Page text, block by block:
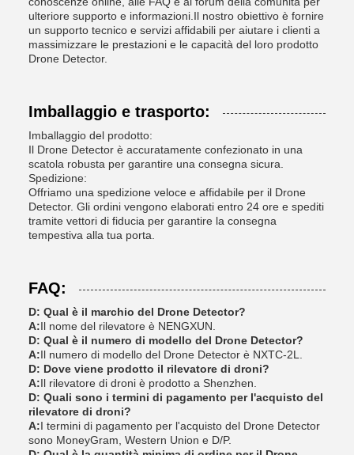
ulteriore supporto e informazioni.Il nostro obiettivo è fornire
un supporto tecnico e servizi affidabili per aiutare i clienti a
massimizzare le prestazioni e le capacità del loro prodotto
Drone Detector.
Imballaggio e trasporto:
Imballaggio del prodotto:
Il Drone Detector è accuratamente confezionato in una
scatola robusta per garantire una consegna sicura.
Spedizione:
Offriamo una spedizione veloce e affidabile per il Drone
Detector. Gli ordini vengono elaborati entro 24 ore e spediti
tramite vettori di fiducia per garantire la consegna
tempestiva alla tua porta.
FAQ:
D: Qual è il marchio del Drone Detector?
A:Il nome del rilevatore è NENGXUN.
D: Qual è il numero di modello del Drone Detector?
A:Il numero di modello del Drone Detector è NXTC-2L.
D: Dove viene prodotto il rilevatore di droni?
A:Il rilevatore di droni è prodotto a Shenzhen.
D: Quali sono i termini di pagamento per l'acquisto del
rilevatore di droni?
A:I termini di pagamento per l'acquisto del Drone Detector
sono MoneyGram, Western Union e D/P.